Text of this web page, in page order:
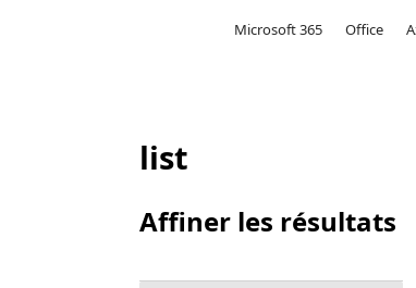
Microsoft 365 Office
Liste Microsoft.com
list
Affiner les résultats